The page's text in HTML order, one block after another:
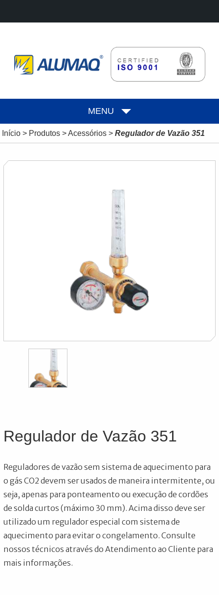
MENU
Início> Produtos>Acessórios> Regulador de Vazão 351
Regulador de Vazão 351
Reguladores de vazão sem sistema de aquecimento para
o gás CO2 devem ser usados de maneira intermitente, ou
seja, apenas para ponteamento ou execução de cordões
de solda curtos (máximo 30 mm). Acima disso deve ser
utilizado um regulador especial com sistema de
aquecimento para evitar o congelamento. Consulte
nossos técnicos através do Atendimento ao Cliente para
mais informações.